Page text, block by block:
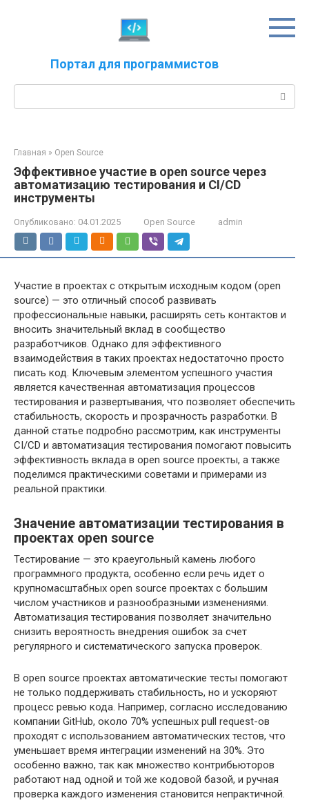
Портал для программистов
Главная » Open Source
Эффективное участие в open source через
автоматизацию тестирования и CI/CD
инструменты
Опубликовано: 04.01.2025 Open Source admin
Участие в проектах с открытым исходным кодом (open
source) — это отличный способ развивать
профессиональные навыки, расширять сеть контактов и
вносить значительный вклад в сообщество
разработчиков. Однако для эффективного
взаимодействия в таких проектах недостаточно просто
писать код. Ключевым элементом успешного участия
является качественная автоматизация процессов
тестирования и развертывания, что позволяет обеспечить
стабильность, скорость и прозрачность разработки. В
данной статье подробно рассмотрим, как инструменты
CI/CD и автоматизация тестирования помогают повысить
эффективность вклада в open source проекты, а также
поделимся практическими советами и примерами из
реальной практики.
Значение автоматизации тестирования в
проектах open source
Тестирование — это краеугольный камень любого
программного продукта, особенно если речь идет о
крупномасштабных open source проектах с большим
числом участников и разнообразными изменениями.
Автоматизация тестирования позволяет значительно
снизить вероятность внедрения ошибок за счет
регулярного и систематического запуска проверок.
В open source проектах автоматические тесты помогают
не только поддерживать стабильность, но и ускоряют
процесс ревью кода. Например, согласно исследованию
компании GitHub, около 70% успешных pull request-ов
проходят с использованием автоматических тестов, что
уменьшает время интеграции изменений на 30%. Это
особенно важно, так как множество контрибьюторов
работают над одной и той же кодовой базой, и ручная
проверка каждого изменения становится непрактичной.